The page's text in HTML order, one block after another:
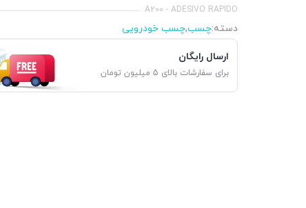
A200 - ADESIVO RAPIDO
دسته:چسب,چسب خودرویی
ارسال رایگان
برای سفارشات بالای 5 میلیون تومان